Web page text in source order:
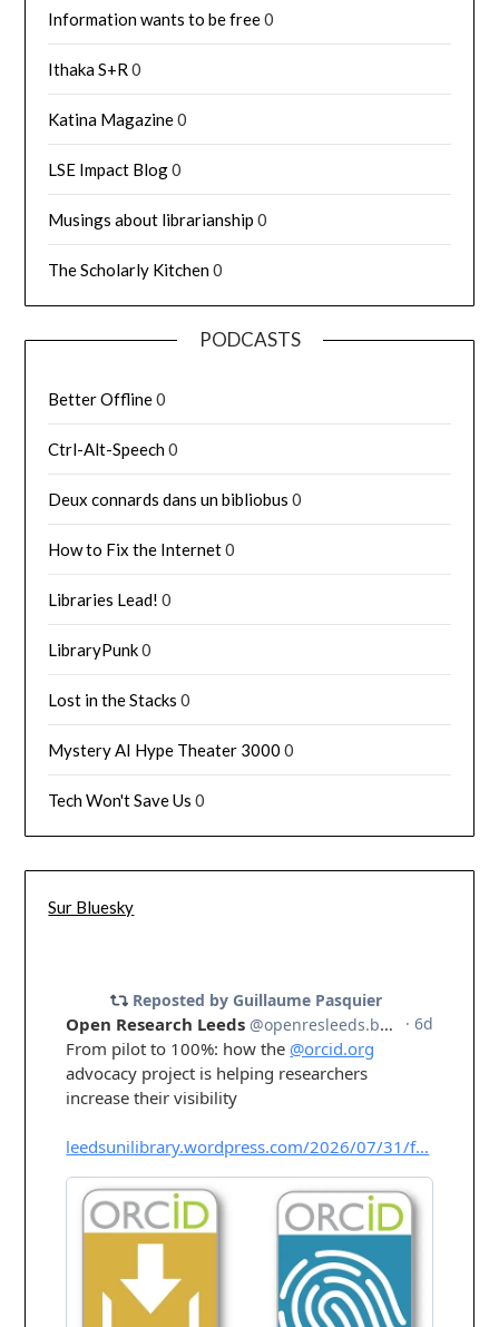
Information wants to be free0
Ithaka S+R 0
Katina Magazine0
LSE Impact Blog0
Musings about librarianship 0
The Scholarly Kitchen0
PODCASTS
Better Offline0
Ctrl-Alt-Speech0
Deux connards dans un bibliobus 0
How to Fix the Internet0
Libraries Lead! 0
LibraryPunk0
Lost in the Stacks 0
Mystery AI Hype Theater 3000 0
Tech Won't Save Us 0
Sur Bluesky